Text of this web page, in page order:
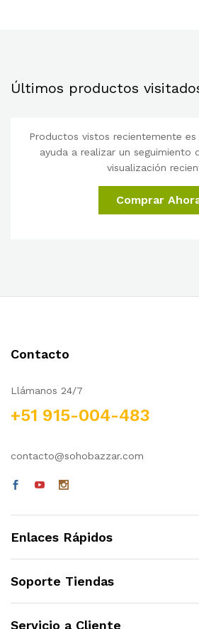
Últimos productos
Productos vistos recientemente
ayuda a realizar un seguimiento
visualización
Comprar
Contacto
Llámanos 24/7
+51 915-004-483
contacto@sohobazzar.com
Enlaces Rápidos
Soporte Tiendas
Servicio a Cliente